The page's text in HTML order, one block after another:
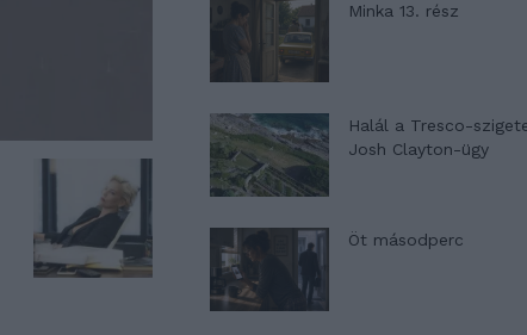
Minka 13. rész
Halál a Tresco-
Josh Clayton-ügy
Öt másodperc